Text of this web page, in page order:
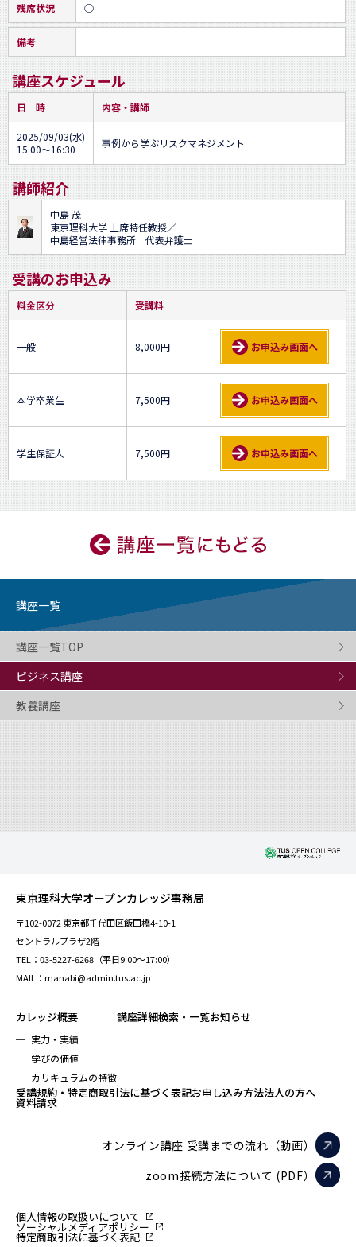
残席状況 ○
備考
講座スケジュール
日 時 内容・講師
2025/09/03(水)
15:00～16:30
事例から学ぶリスクマネジメント
講師紹介
中島 茂
東京理科大学 上席特任教授／
中島経営法律事務所 代表弁護士
受講のお申込み
料金区分 受講料
一般 8,000円 お申込み画面へ
本学卒業生 7,500円 お申込み画面へ
学生保証人 7,500円 お申込み画面へ
講座一覧
講座一覧TOP
ビジネス講座
教養講座
東京理科大学オープンカレッジ事務局
〒102-0072 東京都千代田区飯田橋4-10-1
セントラルプラザ2階
TEL：03-5227-6268（平日9:00～17:00）
MAIL：manabi@admin.tus.ac.jp
カレッジ概要
実力・実績
学びの価値
カリキュラムの特徴
講座詳細検索・一覧お知らせ
受講規約・特定商取引法に基づく表記お申し込み方法法人の方へ
資料請求
オンライン講座 受講までの流れ（動画）
zoom接続方法について (PDF）
個人情報の取扱いについて
ソーシャルメディアポリシー
特定商取引法に基づく表記